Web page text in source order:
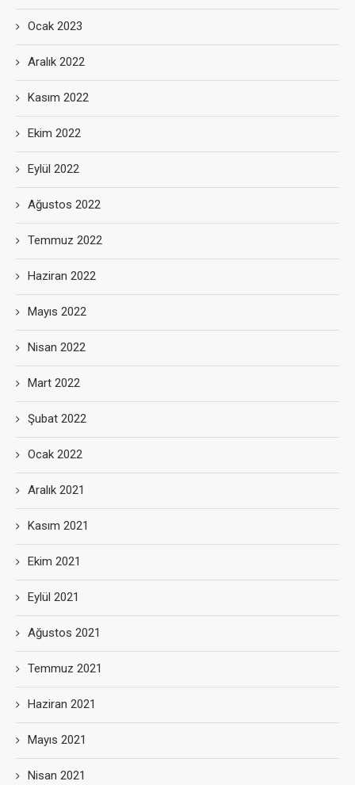
Ocak 2023
Aralık 2022
Kasım 2022
Ekim 2022
Eylül 2022
Ağustos 2022
Temmuz 2022
Haziran 2022
Mayıs 2022
Nisan 2022
Mart 2022
Şubat 2022
Ocak 2022
Aralık 2021
Kasım 2021
Ekim 2021
Eylül 2021
Ağustos 2021
Temmuz 2021
Haziran 2021
Mayıs 2021
Nisan 2021